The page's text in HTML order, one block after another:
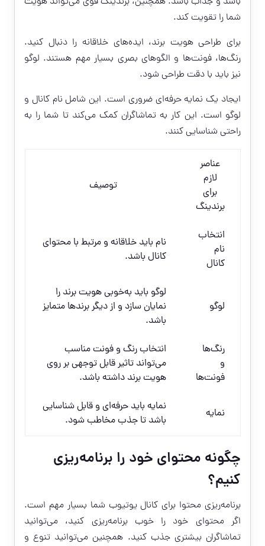
شما را تقویت کند.
برای طراحی هویت برند، ایده‌های خلاقانه را دنبال کنید.
رنگ‌ها، فونت‌ها و الگوهای بصری بسیار مهم هستند. لوگو
نیز باید با دقت طراحی شود.
ایجاد یک نمایه حرفه‌ای ضروری است. این شامل نام کانال و
لوگو است. این کار به تماشاگران کمک می‌کند تا شما را به
راحتی شناسایی کنند.
عناصر
لازم
برای
برندینگ
توصیف
انتخاب
نام
کانال
نام باید خلاقانه و مرتبط با محتوای
کانال باشد.
لوگو
لوگو باید به‌خوبی هویت برند را
نمایان سازد و از دیگر برندها متمایز
باشد.
رنگ‌ها
و
فونت‌ها
انتخاب رنگ و فونت مناسب
می‌تواند تاثیر قابل توجهی بر روی
هویت برند داشته باشد.
نمایه
نمایه باید حرفه‌ای و قابل شناسایی
باشد تا جذب مخاطب شود.
چگونه محتوای خود را برنامه‌ریزی
کنیم؟
برنامه‌ریزی محتوا برای کانال یوتیوب شما بسیار مهم است.
اگر محتوای خود را خوب برنامه‌ریزی کنید، می‌توانید
تماشاگران بیشتری جذب کنید. همچنین می‌توانید تنوع و